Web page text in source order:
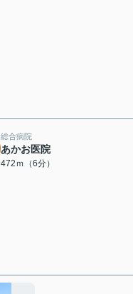
総合病院
あかお医院
472ｍ（6分）